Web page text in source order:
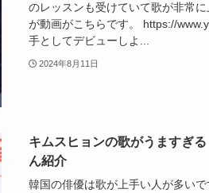
のレッスンも受けていて歌が非常
が動画がこちらです。 https://
手としてデビューしよ...
2024年8月11日
キムスヒョンの歌がうますぎ
ん紹介
韓国の俳優は歌が上手い人が多い